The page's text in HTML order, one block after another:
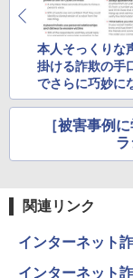
本人そっくりな
掛ける詐欺の手
でさらに巧妙に
「オレオレ詐欺
［被害事例
関連リンク
インターネット
インターネット